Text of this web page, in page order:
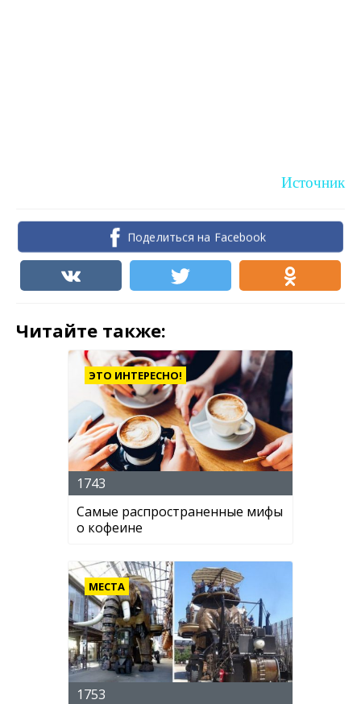
Источник
Поделиться на Facebook
Читайте также:
ЭТО ИНТЕРЕСНО!
1743
Самые распространенные мифы
о кофеине
МЕСТА
1753